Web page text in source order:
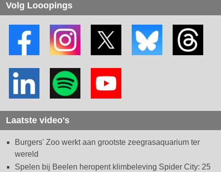
Volg Looopings
Laatste video's
Burgers' Zoo werkt aan grootste zeegrasaquarium ter
wereld
Spelen bij Beelen heropent klimbeleving Spider City: 25